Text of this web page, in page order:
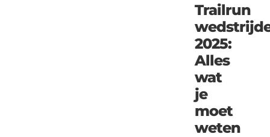
Trailrun
2025:
Alles
wat
je
moet
weten